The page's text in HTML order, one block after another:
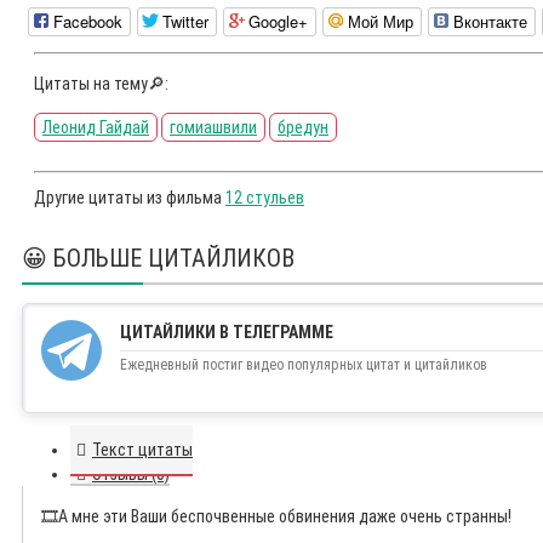
Facebook Twitter Google+ Мой Мир Вконтакте
Цитаты на тему🔎:
Леонид Гайдай гомиашвили бредун
Другие цитаты из фильма 12 стульев
😀 БОЛЬШЕ ЦИТАЙЛИКОВ
ЦИТАЙЛИКИ В ТЕЛЕГРАММЕ
Ежедневный постиг видео популярных цитат и цитайликов
Текст цитаты
Отзывы (0)
🎞️А мне эти Ваши беспочвенные обвинения даже очень странны!